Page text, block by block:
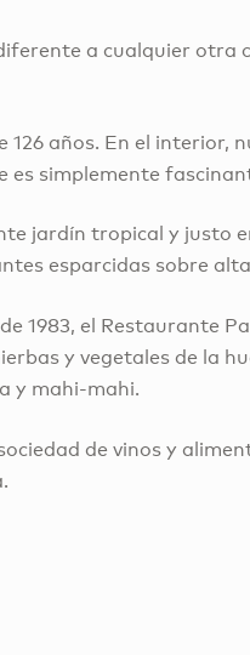
a cualquier otra
años. En el
es simplemente
jardín tropical y justo
esparcidas sobre
1983, el Restaurante
y vegetales de la
y mahi-mahi.
de vinos y